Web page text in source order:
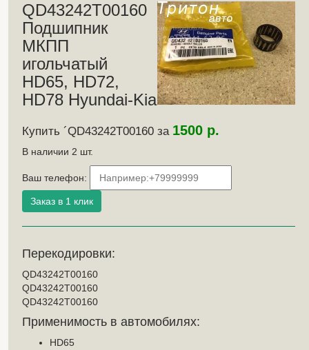
QD43242T00160
Подшипник
МКПП
игольчатый
HD65, HD72,
HD78 Hyundai-Kia
Купить ´QD43242T00160 за 1500 р.
В наличии 2 шт.
Ваш телефон:
Перекодировки:
QD43242T00160
QD43242T00160
QD43242T00160
Применимость в автомобилях:
HD65